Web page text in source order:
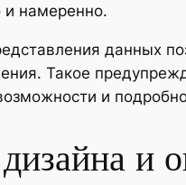
и намеренно.
данных
Такое
и
и